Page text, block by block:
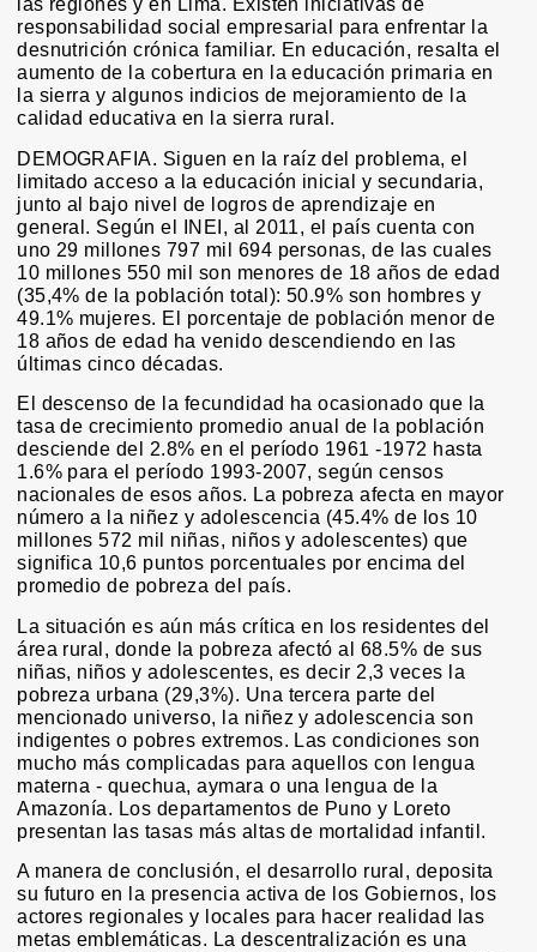
las regiones y en Lima. Existen iniciativas de
responsabilidad social empresarial para enfrentar la
desnutrición crónica familiar. En educación, resalta el
aumento de la cobertura en la educación primaria en
la sierra y algunos indicios de mejoramiento de la
calidad educativa en la sierra rural.
DEMOGRAFIA. Siguen en la raíz del problema, el
limitado acceso a la educación inicial y secundaria,
junto al bajo nivel de logros de aprendizaje en
general. Según el INEI, al 2011, el país cuenta con
uno 29 millones 797 mil 694 personas, de las cuales
10 millones 550 mil son menores de 18 años de edad
(35,4% de la población total): 50.9% son hombres y
49.1% mujeres. El porcentaje de población menor de
18 años de edad ha venido descendiendo en las
últimas cinco décadas.
El descenso de la fecundidad ha ocasionado que la
tasa de crecimiento promedio anual de la población
desciende del 2.8% en el período 1961 -1972 hasta
1.6% para el período 1993-2007, según censos
nacionales de esos años. La pobreza afecta en mayor
número a la niñez y adolescencia (45.4% de los 10
millones 572 mil niñas, niños y adolescentes) que
significa 10,6 puntos porcentuales por encima del
promedio de pobreza del país.
La situación es aún más crítica en los residentes del
área rural, donde la pobreza afectó al 68.5% de sus
niñas, niños y adolescentes, es decir 2,3 veces la
pobreza urbana (29,3%). Una tercera parte del
mencionado universo, la niñez y adolescencia son
indigentes o pobres extremos. Las condiciones son
mucho más complicadas para aquellos con lengua
materna - quechua, aymara o una lengua de la
Amazonía. Los departamentos de Puno y Loreto
presentan las tasas más altas de mortalidad infantil.
A manera de conclusión, el desarrollo rural, deposita
su futuro en la presencia activa de los Gobiernos, los
actores regionales y locales para hacer realidad las
metas emblemáticas. La descentralización es una